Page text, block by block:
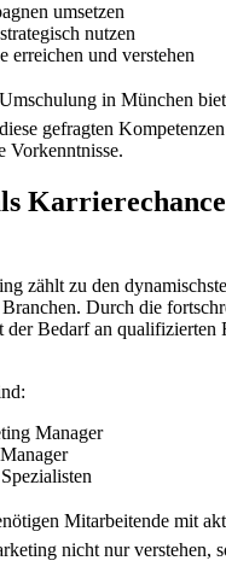
umsetzen
nutzen
erreichen und verstehen
in München
gefragten
Vorkenntnisse.
zählt zu den
Durch die
Bedarf an qualifizierten
Manager
Mitarbeitende mit
nicht nur verstehen,